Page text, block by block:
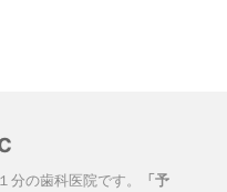
分の歯科医院です。
「予